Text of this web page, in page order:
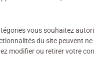
vous souhaitez
du site peuvent
modifier ou retirer votre